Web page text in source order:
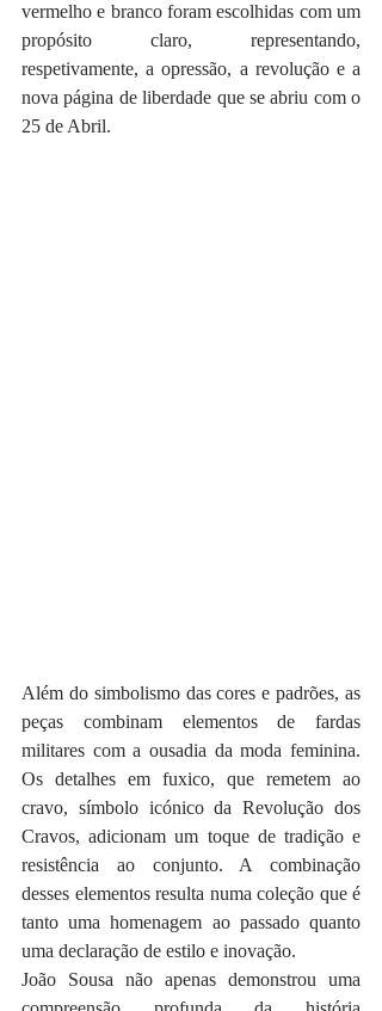
vermelho e branco foram escolhidas com um
propósito claro, representando,
respetivamente, a opressão, a revolução e a
nova página de liberdade que se abriu com o
25 de Abril.
Além do simbolismo das cores e padrões, as
peças combinam elementos de fardas
militares com a ousadia da moda feminina.
Os detalhes em fuxico, que remetem ao
cravo, símbolo icónico da Revolução dos
Cravos, adicionam um toque de tradição e
resistência ao conjunto. A combinação
desses elementos resulta numa coleção que é
tanto uma homenagem ao passado quanto
uma declaração de estilo e inovação.
João Sousa não apenas demonstrou uma